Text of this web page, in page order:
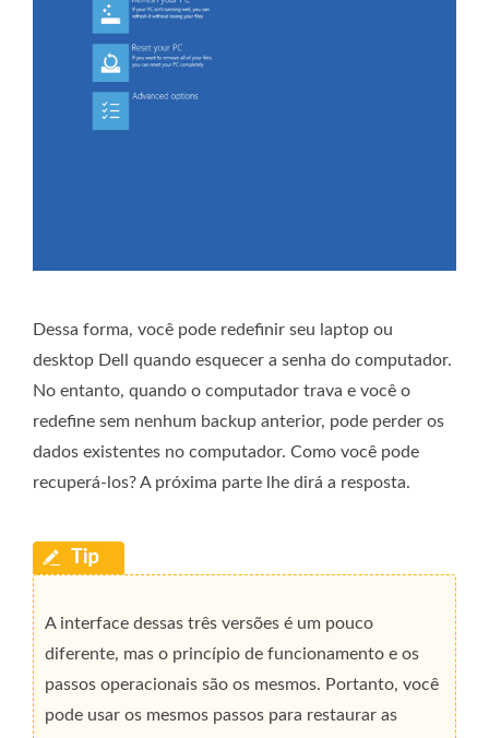
Dessa forma, você pode redefinir seu laptop ou
desktop Dell quando esquecer a senha do computador.
No entanto, quando o computador trava e você o
redefine sem nenhum backup anterior, pode perder os
dados existentes no computador. Como você pode
recuperá-los? A próxima parte lhe dirá a resposta.
A interface dessas três versões é um pouco
diferente, mas o princípio de funcionamento e os
passos operacionais são os mesmos. Portanto, você
pode usar os mesmos passos para restaurar as